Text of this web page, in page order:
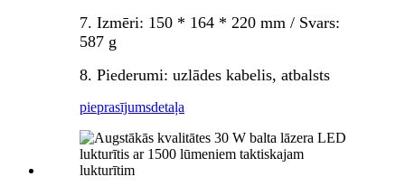
7. Izmēri: 150 * 164 * 220 mm / Svars:
587 g
8. Piederumi: uzlādes kabelis, atbalsts
pieprasījumsdetaļa